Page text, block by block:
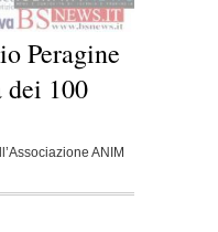
Peragine
dei 100
ANIM